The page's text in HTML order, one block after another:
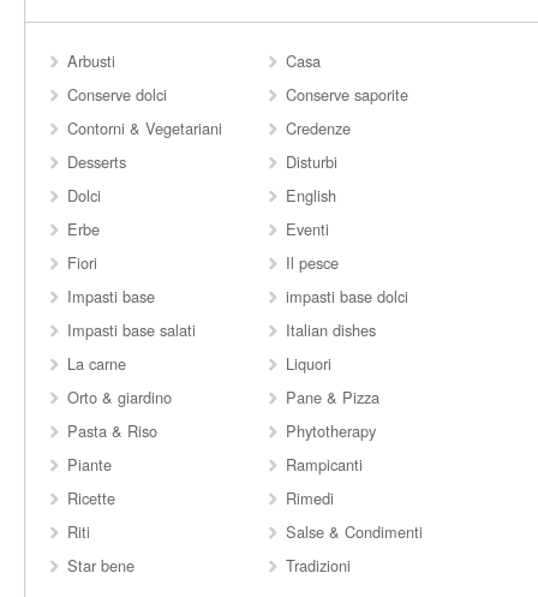
Arbusti
Casa
Conserve dolci
Conserve saporite
Contorni & Vegetariani
Credenze
Desserts
Disturbi
Dolci
English
Erbe
Eventi
Fiori
Il pesce
Impasti base
impasti base dolci
Impasti base salati
Italian dishes
La carne
Liquori
Orto & giardino
Pane & Pizza
Pasta & Riso
Phytotherapy
Piante
Rampicanti
Ricette
Rimedi
Riti
Salse & Condimenti
Star bene
Tradizioni